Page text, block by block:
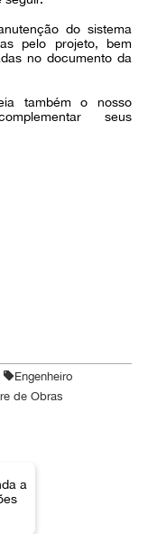
do sistema
pelo projeto, bem
no documento da
também o nosso
seus
Engenheiro
de Obras
a